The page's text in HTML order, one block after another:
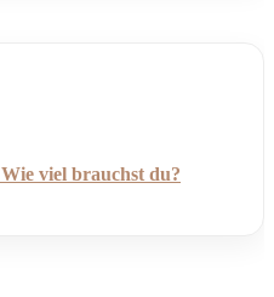
viel brauchst du?